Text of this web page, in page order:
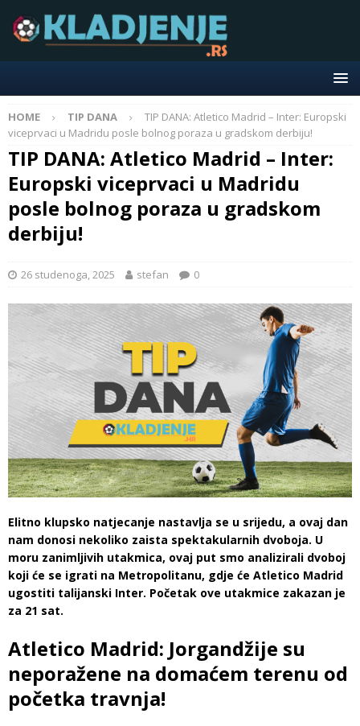
HOME TIP DANA
TIP DANA: Atletico Madrid – Inter: Europski
viceprvaci u Madridu posle bolnog poraza u gradskom derbiju!
TIP DANA: Atletico Madrid – Inter:
Europski viceprvaci u Madridu
posle bolnog poraza u gradskom
derbiju!
26 studenoga, 2025 stefan 0
Elitno klupsko natjecanje nastavlja se u srijedu, a ovaj dan
nam donosi nekoliko zaista spektakularnih dvoboja. U
moru zanimljivih utakmica, ovaj put smo analizirali dvoboj
koji će se igrati na Metropolitanu, gdje će Atletico Madrid
ugostiti talijanski Inter. Početak ove utakmice zakazan je
za 21 sat.
Atletico Madrid: Jorgandžije su
neporažene na domaćem terenu od
početka travnja!